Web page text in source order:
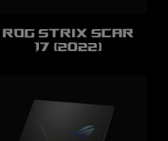
ROG Strix SCAR
17 (2022)